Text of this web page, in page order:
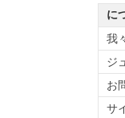
に
我
ジ
お
サ